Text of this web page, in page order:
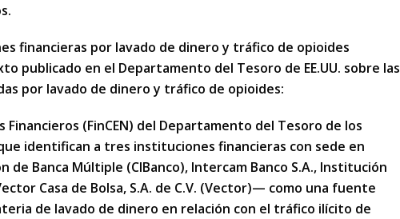
financieras por lavado de dinero y tráfico de opioides
publicado en el Departamento del Tesoro de EE.UU. sobre las
por lavado de dinero y tráfico de opioides:
Financieros (FinCEN) del Departamento del Tesoro de los
identifican a tres instituciones financieras con sede en
de Banca Múltiple (CIBanco), Intercam Banco S.A., Institución
Casa de Bolsa, S.A. de C.V. (Vector)— como una fuente
de lavado de dinero en relación con el tráfico ilícito de